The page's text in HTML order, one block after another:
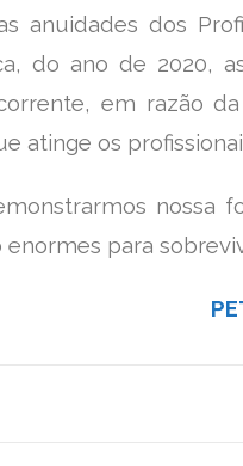
anuidades dos
do ano de 2020,
em razão
atinge os
nossa
enormes para